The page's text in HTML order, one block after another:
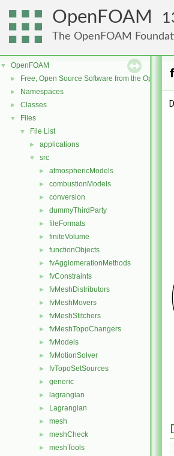
OpenFOAM
The OpenFOAM
▼ OpenFOAM
► Free, Open Source Software from the
► Namespaces
► Classes
▼ Files
▼ File List
► applications
▼ src
► atmosphericModels
► combustionModels
► conversion
► dummyThirdParty
► fileFormats
► finiteVolume
► functionObjects
► fvAgglomerationMethods
► fvConstraints
► fvMeshDistributors
► fvMeshMovers
► fvMeshStitchers
► fvMeshTopoChangers
► fvModels
► fvMotionSolver
► fvTopoSetSources
► generic
► lagrangian
► Lagrangian
► mesh
► meshCheck
► meshTools